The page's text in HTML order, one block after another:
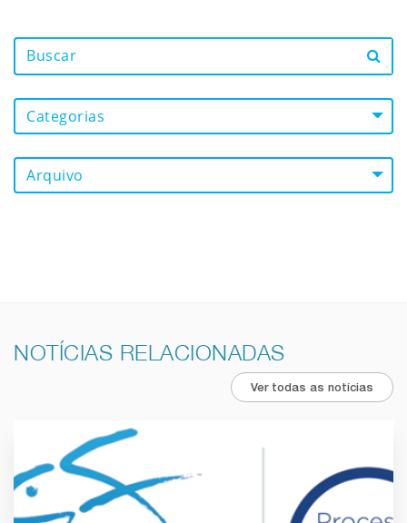
Categorias
Arquivo
NOTÍCIAS RELACIONADAS
Ver todas as notícias